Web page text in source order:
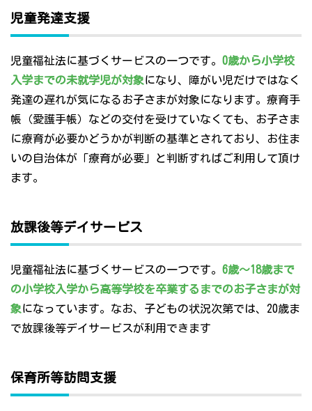
児童発達支援
児童福祉法に基づくサービスの一つです。 0歳から小学校
入学までの未就学児が対象になり、障がい児だけではなく
発達の遅れが気になるお子さまが対象になります。療育手
帳（愛護手帳）などの交付を受けていなくても、お子さま
に療育が必要かどうかが判断の基準とされており、お住ま
いの自治体が「療育が必要」と判断すればご利用して頂け
ます。
放課後等デイサービス
児童福祉法に基づくサービスの一つです。 6歳～18歳まで
の小学校入学から高等学校を卒業するまでのお子さまが対
象になっています。なお、子どもの状況次第では、20歳ま
で放課後等デイサービスが利用できます
保育所等訪問支援